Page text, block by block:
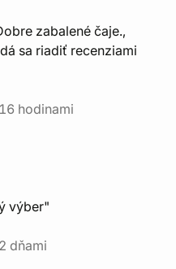
zabalené čaje.,
sa riadiť recenziami
hodinami
výber"
dňami